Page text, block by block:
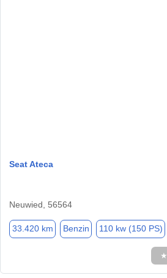
Seat Ateca
Neuwied, 56564
33.420 km Benzin 110 kw (150 PS)
★